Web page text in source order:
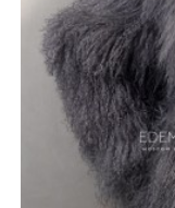
Эта шубка станет
вашему образу,
время года,
так необходимо.
этой изысканной
*описание несет
правила ухода